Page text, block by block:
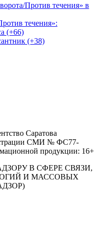
Против течения» в
течения»:
(+66)
(+38)
Саратова
СМИ № ФС77-
продукции: 16+
В СФЕРЕ СВЯЗИ,
И МАССОВЫХ